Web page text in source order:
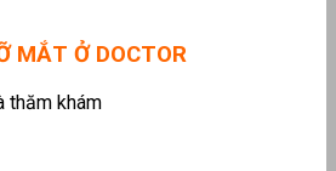
MẮT Ở DOCTOR
thăm khám